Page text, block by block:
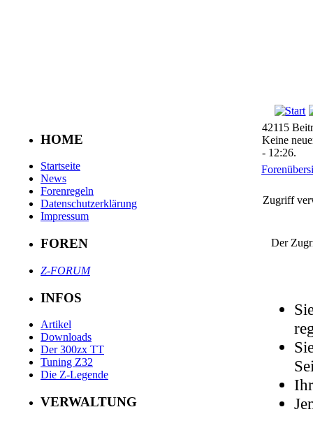
HOME
Startseite
News
Forenregeln
Datenschutzerklärung
Impressum
FOREN
Z-FORUM
INFOS
Artikel
Downloads
Der 300zx TT
Tuning Z32
Die Z-Legende
VERWALTUNG
42115
Keine
- 12:26.
Zugriff
Der